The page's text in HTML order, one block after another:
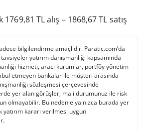
TL alış – 1868,67 TL satış
bilgilendirme amaçlıdır. Paratic.com’da
yatırım danışmanlığı kapsamında
hizmeti, aracı kurumlar, portföy yönetim
etmeyen bankalar ile müşteri arasında
sözleşmesi çerçevesinde
yer alan görüşler, mali durumunuz ile risk
olmayabilir. Bu nedenle yalnızca burada yer
kararı verilmesi uygun